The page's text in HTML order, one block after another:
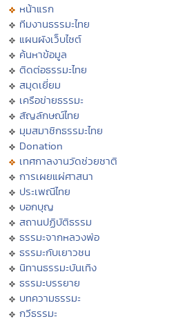
หน้าแรก
ทีมงานธรรมะไทย
แผนผังเว็บไซต์
ค้นหาข้อมูล
ติดต่อธรรมะไทย
สมุดเยี่ยม
เครือข่ายธรรมะ
สัญลักษณ์ไทย
มุมสมาชิกธรรมะไทย
Donation
เทศกาลงานวัดช่วยชาติ
การเผยแผ่ศาสนา
ประเพณีไทย
บอกบุญ
สถานปฏิบัติธรรม
ธรรมะจากหลวงพ่อ
ธรรมะกับเยาวชน
นิทานธรรมะบันเทิง
ธรรมะบรรยาย
บทความธรรมะ
กวีธรรมะ